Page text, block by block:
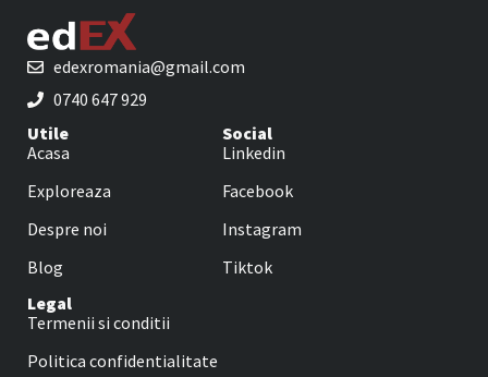
edexromania@gmail.com
0740 647 929
Utile
Acasa
Exploreaza
Despre noi
Blog
Social
Linkedin
Facebook
Instagram
Tiktok
Legal
Termenii si conditii
Politica confidentialitate